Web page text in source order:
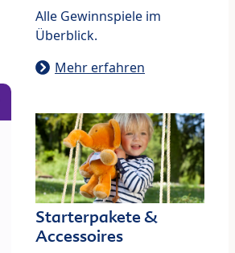
Alle Gewinnspiele im
Überblick.
Mehr erfahren
Starterpakete &
Accessoires